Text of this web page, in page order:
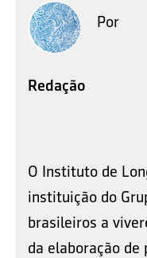
Por
Redação
O Instituto de
instituição do
brasileiros a
da elaboração de